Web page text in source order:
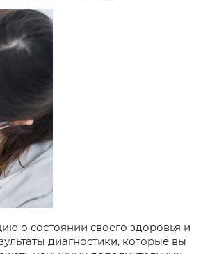
о состоянии своего здоровья и
диагностики, которые вы